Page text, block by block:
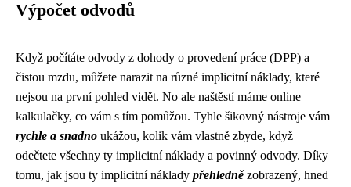
Výpočet odvodů
Když počítáte odvody z dohody o provedení práce (DPP) a
čistou mzdu, můžete narazit na různé implicitní náklady, které
nejsou na první pohled vidět. No ale naštěstí máme online
kalkulačky, co vám s tím pomůžou. Tyhle šikovný nástroje vám
rychle a snadno ukážou, kolik vám vlastně zbyde, když
odečtete všechny ty implicitní náklady a povinný odvody. Díky
tomu, jak jsou ty implicitní náklady přehlednězobrazený, hned